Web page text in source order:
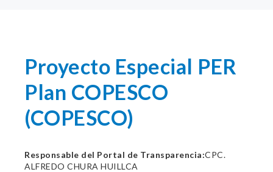
Proyecto Especial PER
Plan COPESCO
(COPESCO)
Responsable del Portal de Transparencia:CPC.
ALFREDO CHURA HUILLCA